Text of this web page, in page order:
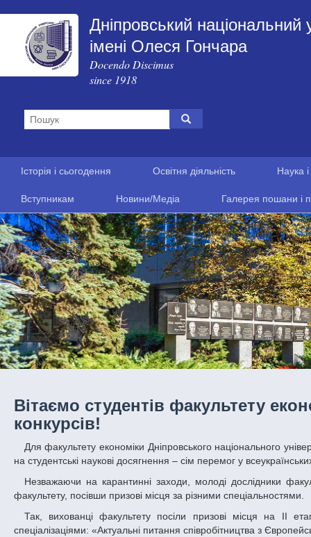
Дніпровський національний
імені Олеся Гончара
Docendo Discimus
since 1918
Історія і сьогодення Освітня діяльність Наука
Вступникам Новини/Медіа Галерея пошани і
Вітаємо студентів факультету
конкурсів!
Для факультету економіки Дніпровського національного університету імені Олеся Гончара березень-квітень 2020 року виявилися щедрими
на студентські наукові досягнення – сім перемог у
Незважаючи на карантинні заходи, молоді дослідники факультету економіки не гаяли часу, плідно попрацювали і принесли перемогу
факультету, посівши призові місця за різними спеціальностями.
Так, вихованці факультету посіли призові місця на ІІ етапі Всеукраїнських конкурсів студентських наукових робіт за напрямами і
спеціалізаціями: «Актуальні питання співробітництва з